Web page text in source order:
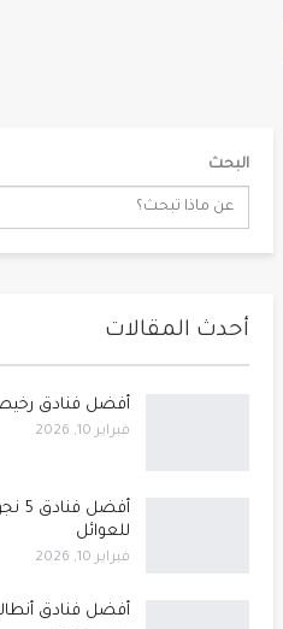
البحث
أحدث المقالات
أفضل فنادق
فبراير 10, 2026
للعوائل
فبراير 10, 2026
أفضل فنادق